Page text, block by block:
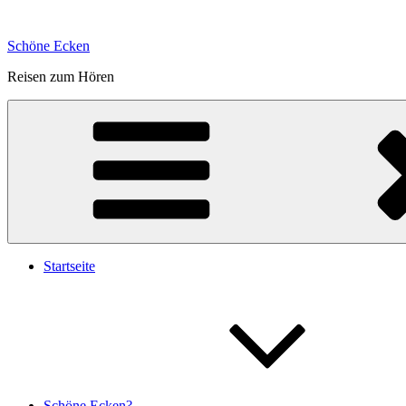
springen
Schöne Ecken
Reisen zum Hören
Startseite